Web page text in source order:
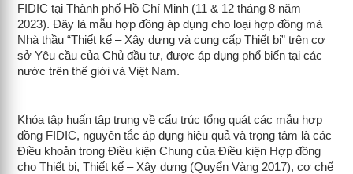
FIDIC tại Thành phố Hồ Chí Minh (11 & 12 tháng 8 năm
2023). Đây là mẫu hợp đồng áp dụng cho loại hợp đồng mà
Nhà thầu “Thiết kế – Xây dựng và cung cấp Thiết bị” trên cơ
sở Yêu cầu của Chủ đầu tư, được áp dụng phổ biến tại các
nước trên thế giới và Việt Nam.
Khóa tập huấn tập trung về cấu trúc tổng quát các mẫu hợp
đồng FIDIC, nguyên tắc áp dụng hiệu quả và trọng tâm là các
Điều khoản trong Điều kiện Chung của Điều kiện Hợp đồng
cho Thiết bị, Thiết kế – Xây dựng (Quyển Vàng 2017), cơ chế